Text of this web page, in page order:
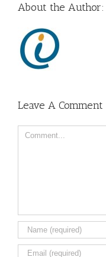
About the Author:
Leave A Comment
Comment